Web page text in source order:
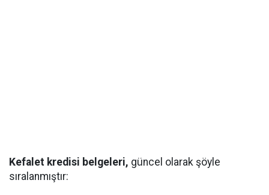
Kefalet kredisi belgeleri, güncel olarak şöyle
sıralanmıştır: